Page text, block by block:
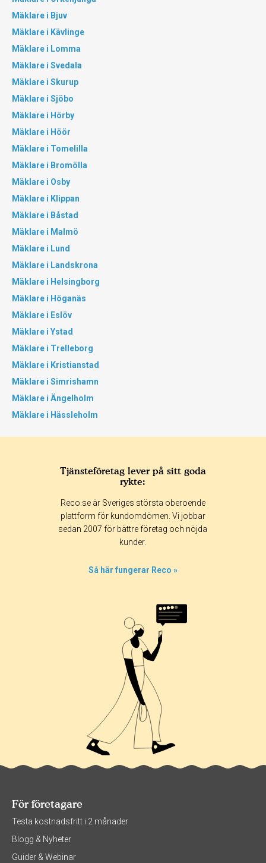
Mäklare i Bjuv
Mäklare i Kävlinge
Mäklare i Lomma
Mäklare i Svedala
Mäklare i Skurup
Mäklare i Sjöbo
Mäklare i Hörby
Mäklare i Höör
Mäklare i Tomelilla
Mäklare i Bromölla
Mäklare i Osby
Mäklare i Klippan
Mäklare i Båstad
Mäklare i Malmö
Mäklare i Lund
Mäklare i Landskrona
Mäklare i Helsingborg
Mäklare i Höganäs
Mäklare i Eslöv
Mäklare i Ystad
Mäklare i Trelleborg
Mäklare i Kristianstad
Mäklare i Simrishamn
Mäklare i Ängelholm
Mäklare i Hässleholm
Tjänsteföretag lever på sitt goda
rykte:
Reco.se är Sveriges största oberoende
plattform för kundomdömen. Vi jobbar
sedan 2007 för bättre företag och nöjda
kunder.
Så här fungerar Reco »
För företagare
Testa kostnadsfritt i 2 månader
Blogg & Nyheter
Guider & Webinar